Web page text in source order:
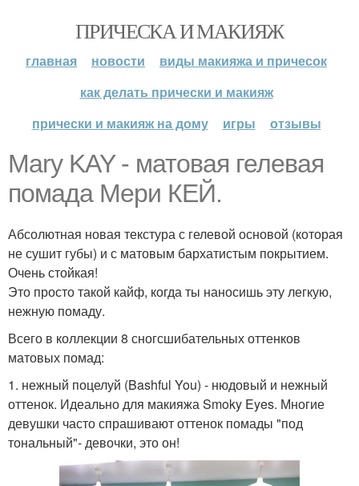
ПРИЧЕСКА И МАКИЯЖ
главная новости
виды макияжа и причесок
как делать прически и макияж
прически и макияж на дому
игры отзывы
Mary KAY - матовая гелевая
помада Мери КЕЙ.
Абсолютная новая текстура с гелевой основой (которая
не сушит губы) и с матовым бархатистым покрытием.
Очень стойкая!
Это просто такой кайф, когда ты наносишь эту легкую,
нежную помаду.
Всего в коллекции 8 сногсшибательных оттенков
матовых помад:
1. нежный поцелуй (Bashful You) - нюдовый и нежный
оттенок. Идеально для макияжа Smoky Eyes. Многие
девушки часто спрашивают оттенок помады "под
тональный"- девочки, это он!